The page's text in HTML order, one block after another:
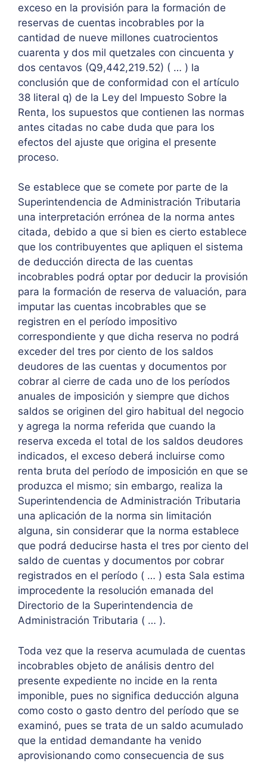
exceso en la provisión para la formación de
reservas de cuentas incobrables por la
cantidad de nueve millones cuatrocientos
cuarenta y dos mil quetzales con cincuenta y
dos centavos (Q9,442,219.52) ( … ) la
conclusión que de conformidad con el artículo
38 literal q) de la Ley del Impuesto Sobre la
Renta, los supuestos que contienen las normas
antes citadas no cabe duda que para los
efectos del ajuste que origina el presente
proceso.
Se establece que se comete por parte de la
Superintendencia de Administración Tributaria
una interpretación errónea de la norma antes
citada, debido a que si bien es cierto establece
que los contribuyentes que apliquen el sistema
de deducción directa de las cuentas
incobrables podrá optar por deducir la provisión
para la formación de reserva de valuación, para
imputar las cuentas incobrables que se
registren en el período impositivo
correspondiente y que dicha reserva no podrá
exceder del tres por ciento de los saldos
deudores de las cuentas y documentos por
cobrar al cierre de cada uno de los períodos
anuales de imposición y siempre que dichos
saldos se originen del giro habitual del negocio
y agrega la norma referida que cuando la
reserva exceda el total de los saldos deudores
indicados, el exceso deberá incluirse como
renta bruta del período de imposición en que se
produzca el mismo; sin embargo, realiza la
Superintendencia de Administración Tributaria
una aplicación de la norma sin limitación
alguna, sin considerar que la norma establece
que podrá deducirse hasta el tres por ciento del
saldo de cuentas y documentos por cobrar
registrados en el período ( … ) esta Sala estima
improcedente la resolución emanada del
Directorio de la Superintendencia de
Administración Tributaria ( … ).
Toda vez que la reserva acumulada de cuentas
incobrables objeto de análisis dentro del
presente expediente no incide en la renta
imponible, pues no significa deducción alguna
como costo o gasto dentro del período que se
examinó, pues se trata de un saldo acumulado
que la entidad demandante ha venido
aprovisionando como consecuencia de sus